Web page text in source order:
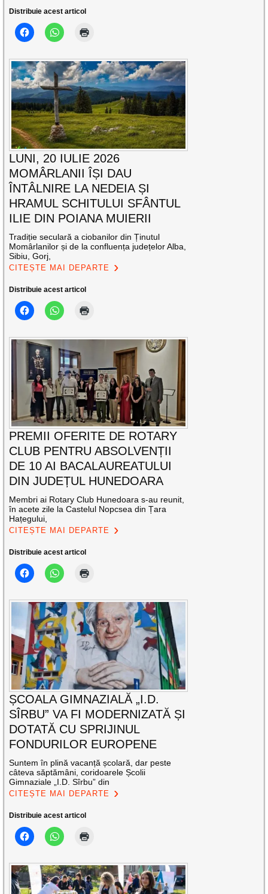
Distribuie acest articol
LUNI, 20 IULIE 2026
MOMÂRLANII ÎȘI DAU
ÎNTÂLNIRE LA NEDEIA ȘI
HRAMUL SCHITULUI SFÂNTUL
ILIE DIN POIANA MUIERII
Tradiție seculară a ciobanilor din Ținutul
Momârlanilor și de la confluența județelor Alba,
Sibiu, Gorj,
CITEȘTE MAI DEPARTE
Distribuie acest articol
PREMII OFERITE DE ROTARY
CLUB PENTRU ABSOLVENȚII
DE 10 AI BACALAUREATULUI
DIN JUDEȚUL HUNEDOARA
Membri ai Rotary Club Hunedoara s-au reunit,
în acete zile la Castelul Nopcsea din Țara
Hațegului,
CITEȘTE MAI DEPARTE
Distribuie acest articol
ȘCOALA GIMNAZIALĂ „I.D.
SÎRBU” VA FI MODERNIZATĂ ȘI
DOTATĂ CU SPRIJINUL
FONDURILOR EUROPENE
Suntem în plină vacanță școlară, dar peste
câteva săptămâni, coridoarele Școlii
Gimnaziale „I.D. Sîrbu” din
CITEȘTE MAI DEPARTE
Distribuie acest articol